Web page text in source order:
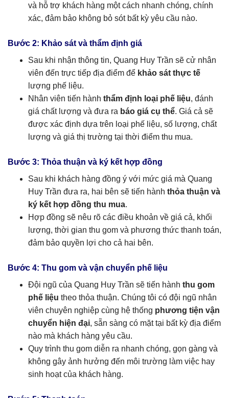
và hỗ trợ khách hàng một cách nhanh chóng, chính
xác, đảm bảo không bỏ sót bất kỳ yêu cầu nào.
Bước 2: Khảo sát và thẩm định giá
Sau khi nhận thông tin, Quang Huy Trần sẽ cử nhân
viên đến trực tiếp địa điểm để khảo sát thực tế
lượng phế liệu.
Nhân viên tiến hành thẩm định loại phế liệu, đánh
giá chất lượng và đưa ra báo giá cụ thể. Giá cả sẽ
được xác định dựa trên loại phế liệu, số lượng, chất
lượng và giá thị trường tại thời điểm thu mua.
Bước 3: Thỏa thuận và ký kết hợp đồng
Sau khi khách hàng đồng ý với mức giá mà Quang
Huy Trần đưa ra, hai bên sẽ tiến hành thỏa thuận và
ký kết hợp đồng thu mua.
Hợp đồng sẽ nêu rõ các điều khoản về giá cả, khối
lượng, thời gian thu gom và phương thức thanh toán,
đảm bảo quyền lợi cho cả hai bên.
Bước 4: Thu gom và vận chuyển phế liệu
Đội ngũ của Quang Huy Trần sẽ tiến hành thu gom
phế liệu theo thỏa thuận. Chúng tôi có đội ngũ nhân
viên chuyên nghiệp cùng hệ thống phương tiện vận
chuyển hiện đại, sẵn sàng có mặt tại bất kỳ địa điểm
nào mà khách hàng yêu cầu.
Quy trình thu gom diễn ra nhanh chóng, gọn gàng và
không gây ảnh hưởng đến môi trường làm việc hay
sinh hoạt của khách hàng.